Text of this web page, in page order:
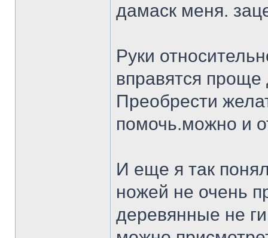
дамаск меня.
Руки
вправятся
Преобрести
помочь.можно и
И еще я так
ножей не очень
деревянные не